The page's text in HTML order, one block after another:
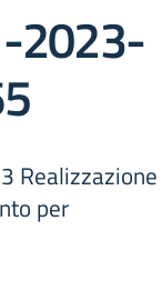
2023-
Realizzazione
per